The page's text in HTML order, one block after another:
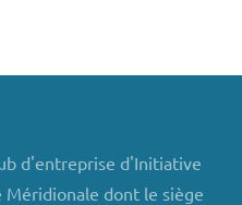
d'entreprise d'Initiative
Méridionale dont le siège